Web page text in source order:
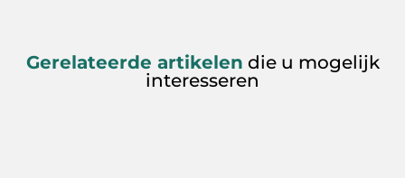
Gerelateerde artikelen die u mogelijk
interesseren